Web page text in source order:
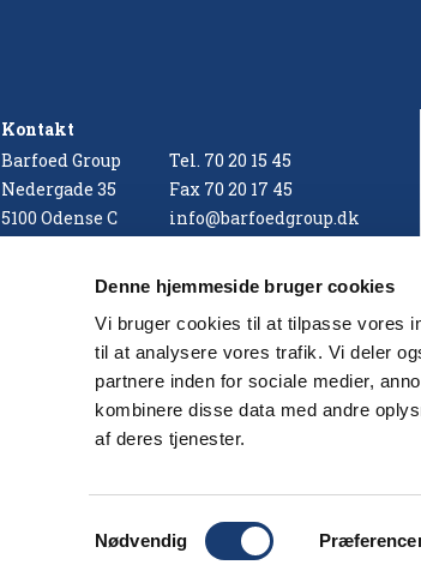
Denne hjemmeside bruger cookies
Vi bruger cookies til at tilpasse vores
til at analysere vores trafik. Vi deler
partnere inden for sociale medier,
kombinere disse data med andre
af deres tjenester.
Samtykkevalg
Nødvendig
Kontakt
Barfoed Group
Nedergade 35
5100 Odense C
Tel. 70 20 15 45
Fax 70 20 17 45
info@barfoedgroup.dk
Barfoed Group er medlem af